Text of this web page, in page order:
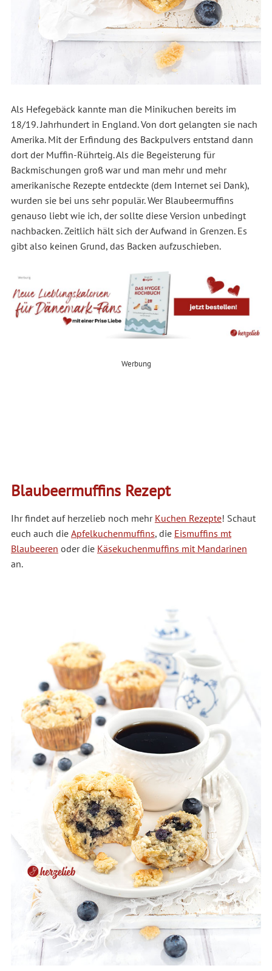
Als Hefegebäck kannte man die Minikuchen bereits im
18/19. Jahrhundert in England. Von dort gelangten sie nach
Amerika. Mit der Erfindung des Backpulvers entstand dann
dort der Muffin-Rührteig. Als die Begeisterung für
Backmischungen groß war und man mehr und mehr
amerikanische Rezepte entdeckte (dem Internet sei Dank),
wurden sie bei uns sehr populär. Wer Blaubeermuffins
genauso liebt wie ich, der sollte diese Version unbedingt
nachbacken. Zeitlich hält sich der Aufwand in Grenzen. Es
gibt also keinen Grund, das Backen aufzuschieben.
Werbung
Blaubeermuffins Rezept
Ihr findet auf herzelieb noch mehr Kuchen Rezepte! Schaut
euch auch die Apfelkuchenmuffins, die Eismuffins mt
Blaubeeren oder die Käsekuchenmuffins mit Mandarinen
an.